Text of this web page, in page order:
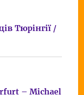
Тюрінгії /
– Michael